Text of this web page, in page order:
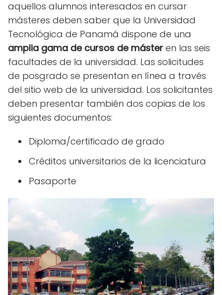
aquellos alumnos interesados en cursar
másteres deben saber que la Universidad
Tecnológica de Panamá dispone de una
amplia gama de cursos de máster en las seis
facultades de la universidad. Las solicitudes
de posgrado se presentan en línea a través
del sitio web de la universidad. Los solicitantes
deben presentar también dos copias de los
siguientes documentos:
Diploma/certificado de grado
Créditos universitarios de la licenciatura
Pasaporte